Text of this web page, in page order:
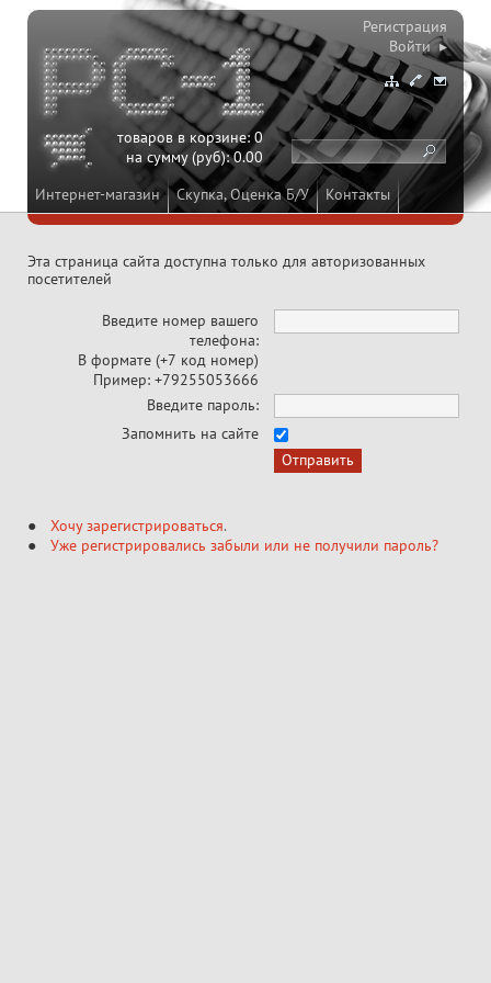
Интернет-магазин Скупка, Оценка Б/У Контакты
товаров в корзине:0
на сумму (руб):0.00
Регистрация
Войти ▸
Эта страница сайта доступна только для авторизованных
посетителей
Введите номер вашего
телефона:
В формате (+7 код номер)
Пример: +79255053666
Введите пароль:
Запомнить на сайте
Хочу зарегистрироваться.
Уже регистрировались забыли или не получили пароль?